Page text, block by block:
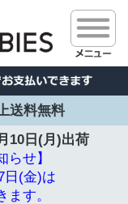
送料無料
10日(月)出荷
らせ】
日(金)は
す。